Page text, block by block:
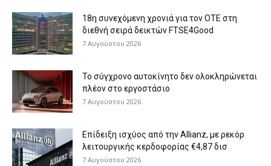
18η συνεχόμενη χρονιά για τον ΟΤΕ στη
διεθνή σειρά δεικτών FTSE4Good
7 Αυγούστου 2026
Το σύγχρονο αυτοκίνητο δεν ολοκληρώνεται
πλέον στο εργοστάσιο
7 Αυγούστου 2026
Επίδειξη ισχύος από την Allianz, με ρεκόρ
λειτουργικής κερδοφορίας €4,87 δισ
7 Αυγούστου 2026